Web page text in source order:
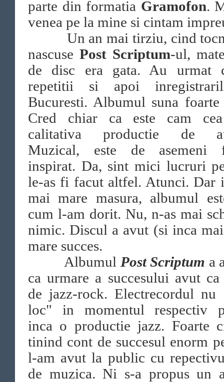
parte din formatia Gramofon.
venea pe la mine si cintam
Un an mai tirziu, cind
nascuse Post Scriptum-ul,
de disc era gata. Au urmat
repetitii si apoi
Bucuresti. Albumul suna
Cred chiar ca este cam
calitativa productie de
Muzical, este de asemeni
inspirat. Da, sint mici lucruri
le-as fi facut altfel. Atunci. Dar
mai mare masura, albumul
cum l-am dorit. Nu, n-as mai
nimic. Discul a avut (si inca
mare succes.
Albumul Post Scriptum a
ca urmare a succesului avut ca
de jazz-rock. Electrecordul nu
loc" in momentul respectiv
inca o productie jazz. Foarte
tinind cont de succesul enorm
l-am avut la public cu
de muzica. Ni s-a propus un